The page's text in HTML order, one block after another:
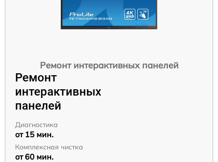
Ремонт интерактивных панелей
Ремонт
интерактивных
панелей
Диагностика
от 15 мин.
Комплексная чистка
от 60 мин.